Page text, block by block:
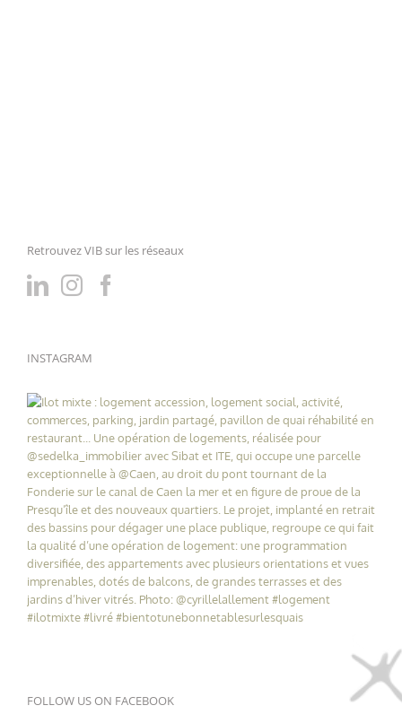
Retrouvez VIB sur les réseaux
INSTAGRAM
FOLLOW US ON FACEBOOK